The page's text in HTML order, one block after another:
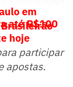
em
até R$100
hoje
participar
apostas.